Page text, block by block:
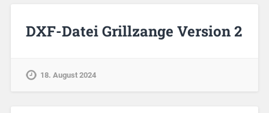
DXF-Datei Grillzange Version 2
18. August 2024